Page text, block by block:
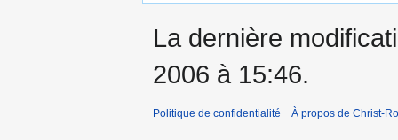
La dernière
2006 à 15:46.
Politique de confidentialité À propos de Christ-